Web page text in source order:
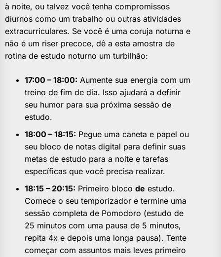
à noite, ou talvez você tenha compromissos
diurnos como um trabalho ou outras atividades
extracurriculares. Se você é uma coruja noturna e
não é um riser precoce, dê a esta amostra de
rotina de estudo noturno um turbilhão:
17:00 – 18:00: Aumente sua energia com um
treino de fim de dia. Isso ajudará a definir
seu humor para sua próxima sessão de
estudo.
18:00 – 18:15: Pegue uma caneta e papel ou
seu bloco de notas digital para definir suas
metas de estudo para a noite e tarefas
específicas que você precisa realizar.
18:15 – 20:15: Primeiro bloco de estudo.
Comece o seu temporizador e termine uma
sessão completa de Pomodoro (estudo de
25 minutos com uma pausa de 5 minutos,
repita 4x e depois uma longa pausa). Tente
começar com assuntos mais leves primeiro